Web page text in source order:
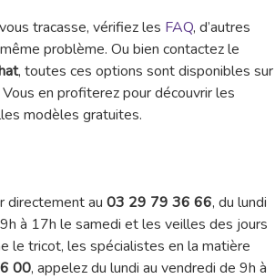
tracasse, vérifiez les FAQ, d’autres
problème. Ou bien contactez le
, toutes ces options sont disponibles sur
Vous en profiterez pour découvrir les
modèles gratuites.
directement au 03 29 79 36 66, du lundi
à 17h le samedi et les veilles des jours
le tricot, les spécialistes en la matière
00, appelez du lundi au vendredi de 9h à